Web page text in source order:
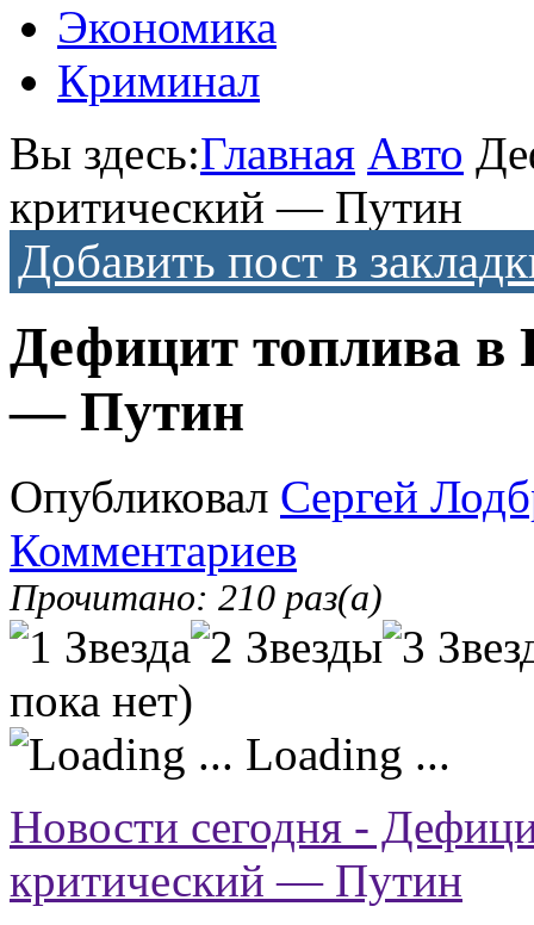
Экономика
Криминал
Вы здесь:Главная Авто
критический — Путин
Добавить пост в
Дефицит топлива в
— Путин
Опубликовал Сергей
Комментариев
Прочитано: 210 раз(а)
пока нет)
Loading ...
Новости сегодня -
критический — Путин